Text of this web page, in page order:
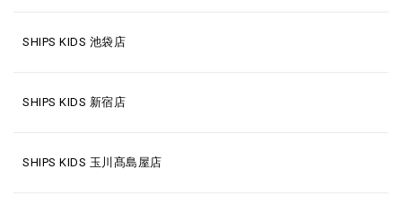
SHIPS KIDS 池袋店
SHIPS KIDS 新宿店
SHIPS KIDS 玉川髙島屋店